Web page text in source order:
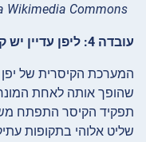
Wikimedia Commons
עובדה 4: ליפן עדיין יש קיסר
המערכת הקיסרית של
שהופך אותה לאחת
תפקיד הקיסר התפתח
שליט אלוהי בתקופות